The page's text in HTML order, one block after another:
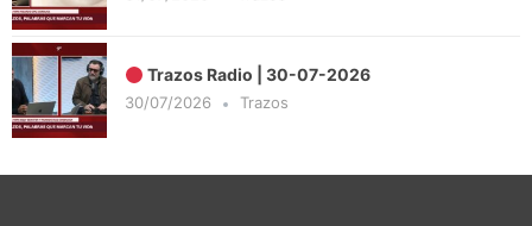
Trazos Radio | 30-07-2026
30/07/2026 Trazos